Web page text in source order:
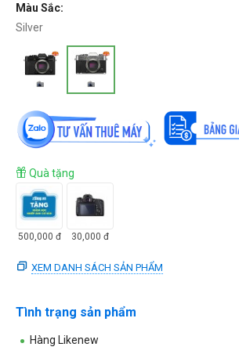
Màu Sắc:
Silver
Quà tặng
500,000 đ 30,000 đ
XEM DANH SÁCH SẢN PHẨM
Tình trạng sản phẩm
Hàng Likenew